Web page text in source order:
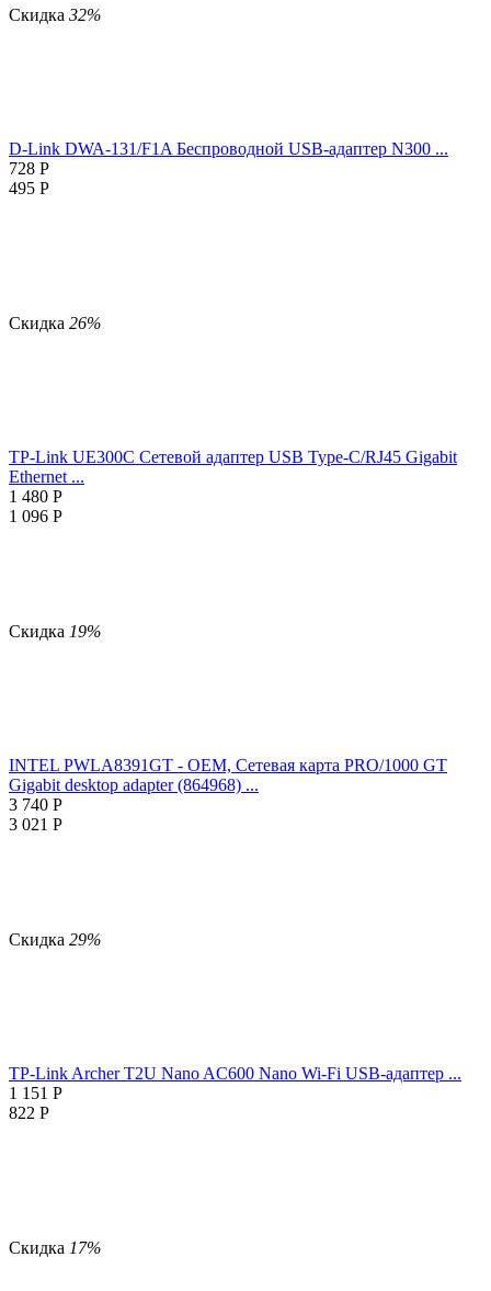
Скидка 32%
D-Link DWA-131/F1A Беспроводной USB-адаптер N300 ...
728 Р
495 Р
Скидка 26%
TP-Link UE300C Сетевой адаптер USB Type-C/RJ45 Gigabit
Ethernet ...
1 480 Р
1 096 Р
Скидка 19%
INTEL PWLA8391GT - OEM, Сетевая карта PRO/1000 GT
Gigabit desktop adapter (864968) ...
3 740 Р
3 021 Р
Скидка 29%
TP-Link Archer T2U Nano AC600 Nano Wi-Fi USB-адаптер ...
1 151 Р
822 Р
Скидка 17%